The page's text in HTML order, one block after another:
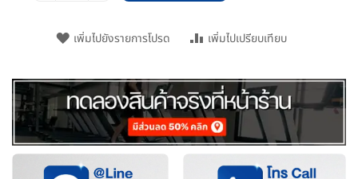
เพิ่มไปยังรายการโปรด เพิ่มไปเปรียบเทียบ